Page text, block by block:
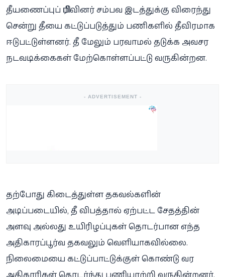
தீயணைப்புப் பிரிவினர் சம்பவ இடத்துக்கு விரைந்து
சென்று தீயை கட்டுப்படுத்தும் பணிகளில் தீவிரமாக
ஈடுபட்டுள்ளனர். தீ மேலும் பரவாமல் தடுக்க அவசர
நடவடிக்கைகள் மேற்கொள்ளப்பட்டு வருகின்றன.
- ADVERTISEMENT -
தற்போது கிடைத்துள்ள தகவல்களின்
அடிப்படையில், தீ விபத்தால் ஏற்பட்ட சேதத்தின்
அளவு அல்லது உயிரிழப்புகள் தொடர்பான எந்த
அதிகாரப்பூர்வ தகவலும் வெளியாகவில்லை.
நிலைமையை கட்டுப்பாட்டுக்குள் கொண்டு வர
அதிகாரிகள் தொடர்ந்து பணியாற்றி வருகின்றனர்.